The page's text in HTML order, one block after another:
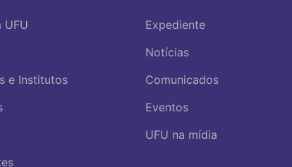
UFU
e Institutos
Expediente
Notícias
Comunicados
Eventos
UFU na mídia